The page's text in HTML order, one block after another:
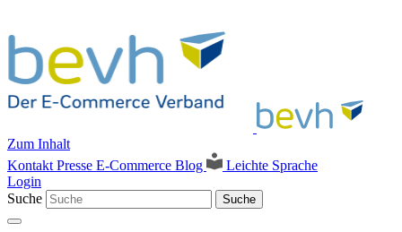
Zum Inhalt
Kontakt Presse E-Commerce Blog
Leichte Sprache
Login
Suche
Suche